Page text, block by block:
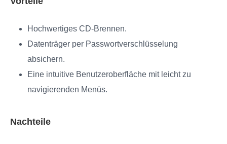
Hochwertiges CD-Brennen.
Datenträger per Passwortverschlüsselung
absichern.
Eine intuitive Benutzeroberfläche mit leicht zu
navigierenden Menüs.
Nachteile